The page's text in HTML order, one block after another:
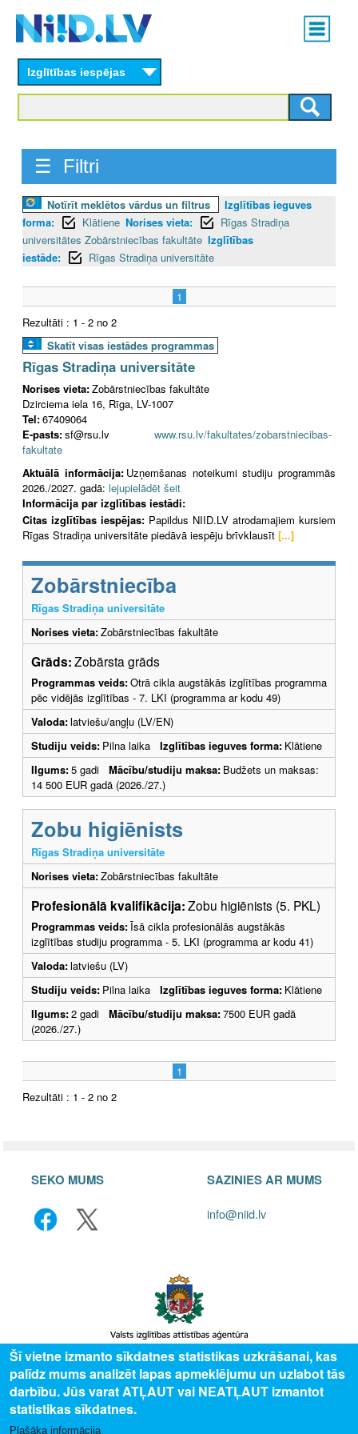
content
Main
menu
Izglītības iespējas
☰ Filtri
Notīrīt meklētos vārdus un filtrus
Izglītības ieguves
forma:
Klātiene Norises vieta:
Rīgas Stradiņa
universitātes Zobārstniecības fakultāte Izglītības
iestāde:
Rīgas Stradiņa universitāte
1
Rezultāti : 1 - 2 no 2
Skatīt visas iestādes programmas
Rīgas Stradiņa universitāte
Norises vieta:Zobārstniecības fakultāte
Dzirciema iela 16, Rīga, LV-1007
Tel:67409064
E-pasts:sf@rsu.lv www.rsu.lv/fakultates/zobarstniecibas-
fakultate
Aktuālā informācija: Uzņemšanas noteikumi studiju programmās
2026./2027. gadā: lejupielādēt šeit
Informācija par izglītības iestādi:
Citas izglītības iespējas: Papildus NIID.LV atrodamajiem kursiem
Rīgas Stradiņa universitāte piedāvā iespēju brīvklausīt [...]
Zobārstniecība
Rīgas Stradiņa universitāte
Norises vieta:Zobārstniecības fakultāte
Grāds:Zobārsta grāds
Programmas veids:Otrā cikla augstākās izglītības programma
pēc vidējās izglītības - 7. LKI (programma ar kodu 49)
Valoda:latviešu/angļu (LV/EN)
Studiju veids: Pilna laika Izglītības ieguves forma: Klātiene
Ilgums:5 gadi Mācību/studiju maksa: Budžets un maksas:
14 500 EUR gadā (2026./27.)
Zobu higiēnists
Rīgas Stradiņa universitāte
Norises vieta:Zobārstniecības fakultāte
Profesionālā kvalifikācija:Zobu higiēnists (5. PKL)
Programmas veids:Īsā cikla profesionālās augstākās
izglītības studiju programma - 5. LKI (programma ar kodu 41)
Valoda:latviešu (LV)
Studiju veids: Pilna laika Izglītības ieguves forma: Klātiene
Ilgums:2 gadi Mācību/studiju maksa:7500 EUR gadā
(2026./27.)
1
Rezultāti : 1 - 2 no 2
SEKO MUMS SAZINIES AR MUMS
info@niid.lv
© 2025 Valsts izglītības attīstības aģentūra, publicētā satura visas tiesības
aizsargātas.
Šī vietne izmanto sīkdatnes statistikas uzkrāšanai, kas
palīdz mums analizēt lapas apmeklējumu un uzlabot tās
darbību. Jūs varat ATĻAUT vai NEATĻAUT izmantot
statistikas sīkdatnes.
Plašāka informācija